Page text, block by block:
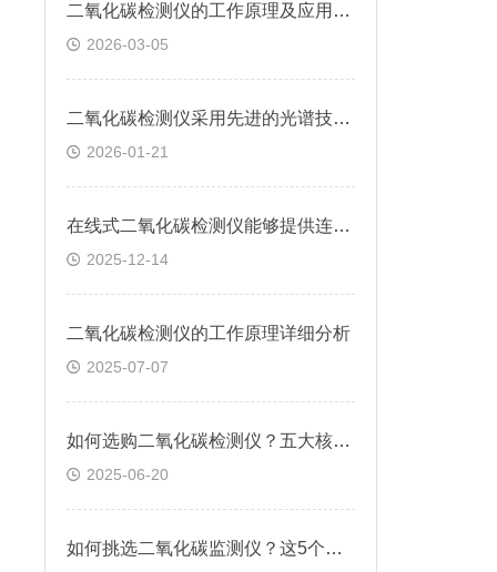
二氧化碳检测仪的工作原理及应用领域
2026-03-05
二氧化碳检测仪采用先进的光谱技术，能够实现高精度测量
2026-01-21
在线式二氧化碳检测仪能够提供连续的实时数据
2025-12-14
二氧化碳检测仪的工作原理详细分析
2025-07-07
如何选购二氧化碳检测仪？五大核心要点及实用指南！
2025-06-20
如何挑选二氧化碳监测仪？这5个关键指标不容错过！